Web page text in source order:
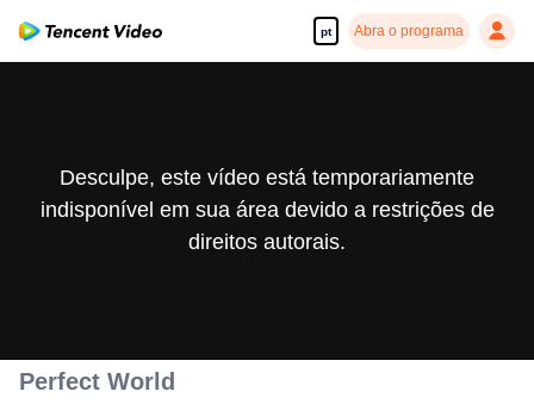
pt Abra o programa
Desculpe, este vídeo está temporariamente
indisponível em sua área devido a restrições de
direitos autorais.
Perfect World